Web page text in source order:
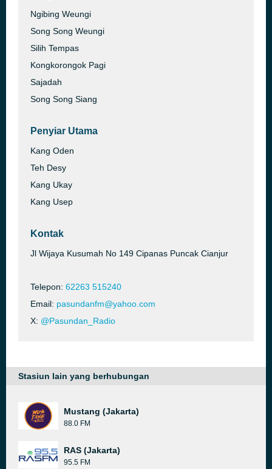
Ngibing Weungi
Song Song Weungi
Silih Tempas
Kongkorongok Pagi
Sajadah
Song Song Siang
Penyiar Utama
Kang Oden
Teh Desy
Kang Ukay
Kang Usep
Kontak
Jl Wijaya Kusumah No 149 Cipanas Puncak Cianjur
Telepon: 62263 515240
Email: pasundanfm@yahoo.com
X: @Pasundan_Radio
Stasiun lain yang berhubungan
Mustang (Jakarta)
88.0 FM
RAS (Jakarta)
95.5 FM